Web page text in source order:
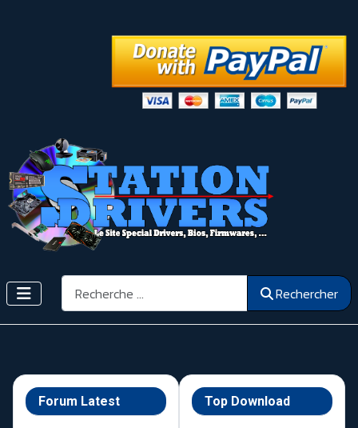
Rechercher Rechercher
Forum Latest Top Download